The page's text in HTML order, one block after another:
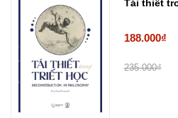
Tái thiết
188.000₫
235.000₫